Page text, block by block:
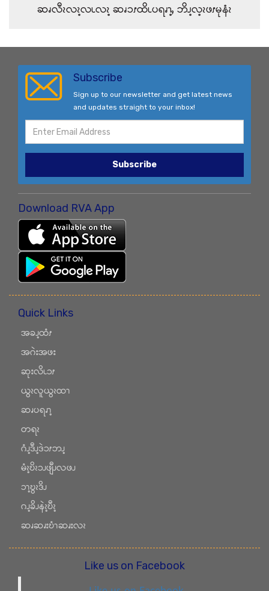
ဆၧလီၩလၩ့လၬလၩ့ ဆၧၥၭထိၬပရၧၫ့ႇ ဘိၪ့လ့ၩဖၭမုနံၩ
Subscribe
Sign up to our newsletter and get latest news
and updates straight to your inbox!
Subscribe
Download RVA App
Quick Links
အခၪ့ထံၭ
အဂဲးအဖး
ဆုးလိၬၥၭ
ယွၩလူယွၩထၫ
ဆၧပရၧၫ့
တရၩ
ဂံၪ့ဒီၪ့ဒဲၥၭဘၪ့
မံၩ့ဎိၩၥၪဖျီၪလဖၪ
ၥၫ့ဎွၩဒိၪ
ဂၪ့ခိၪနဲၩ့ဎီၩ့
ဆၧဆၧးဎံၫဆၧးလၩ
Like us on Facebook